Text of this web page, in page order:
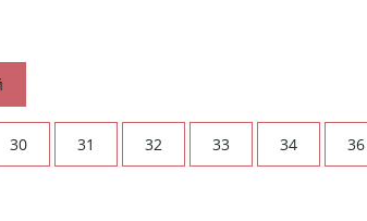
30 31 32 33 34 36